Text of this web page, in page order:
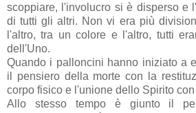
scoppiare, l'involucro si è disperso e
di tutti gli altri. Non vi era più
l'altro, tra un colore e l'altro, tutti
dell'Uno.
Quando i palloncini hanno iniziato a
il pensiero della morte con la
corpo fisico e l'unione dello Spirito con
Allo stesso tempo è giunto il